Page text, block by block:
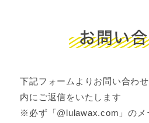
お問い
下記フォームよりお問い合わ
内にご返信をいたします
※必ず「@lulawax.com」のメ